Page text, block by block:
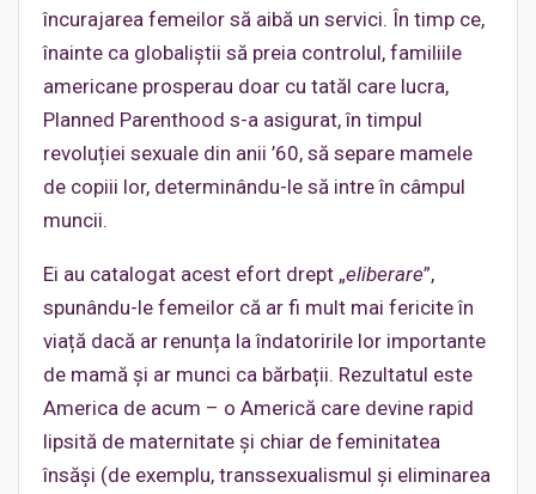
încurajarea femeilor să aibă un servici. În timp ce,
înainte ca globaliștii să preia controlul, familiile
americane prosperau doar cu tatăl care lucra,
Planned Parenthood s-a asigurat, în timpul
revoluției sexuale din anii ’60, să separe mamele
de copiii lor, determinându-le să intre în câmpul
muncii.
Ei au catalogat acest efort drept „eliberare”,
spunându-le femeilor că ar fi mult mai fericite în
viață dacă ar renunța la îndatoririle lor importante
de mamă și ar munci ca bărbații. Rezultatul este
America de acum – o Americă care devine rapid
lipsită de maternitate și chiar de feminitatea
însăși (de exemplu, transsexualismul și eliminarea